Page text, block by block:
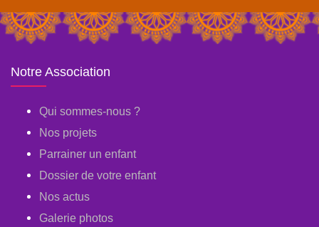
Notre Association
Qui sommes-nous ?
Nos projets
Parrainer un enfant
Dossier de votre enfant
Nos actus
Galerie photos